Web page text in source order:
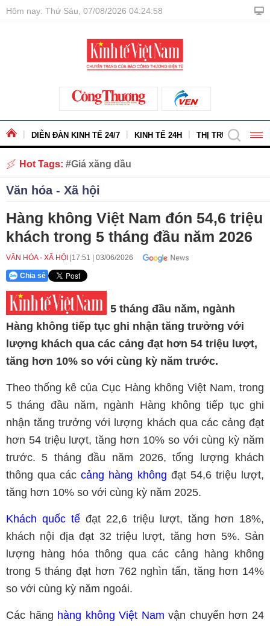
Hôm nay: Thứ Sáu, 07/08/2026 04:24:59
DIỄN ĐÀN KINH TẾ 24/7 KINH TẾ 24H THỊ TRƯỜNG -
Hot Tags: Giá xăng dầu
Văn hóa - Xã hội
Hàng không Việt Nam đón 54,6 triệu
khách trong 5 tháng đầu năm 2026
VĂN HÓA - XÃ HỘI 17:51 03/06/2026
Chia sẻ
5 tháng đầu năm, ngành
Hàng không tiếp tục ghi nhận tăng trưởng với
lượng khách qua các cảng đạt hơn 54 triệu lượt,
tăng hơn 10% so với cùng kỳ năm trước.
Theo thống kê của Cục Hàng không Việt Nam, trong
5 tháng đầu năm, ngành Hàng không tiếp tục ghi
nhận tăng trưởng với lượng khách qua các cảng đạt
hơn 54 triệu lượt, tăng hơn 10% so với cùng kỳ năm
trước. 5 tháng đầu năm 2026, tổng lượng khách
thông qua cáccảng hàng không đạt 54,6 triệu lượt,
tăng hơn 10% so với cùng kỳ năm 2025.
Khách quốc tế đạt 22,6 triệu lượt, tăng hơn 18%,
khách nội địa đạt 32 triệu lượt, tăng hơn 5%. Sản
lượng hàng hóa thông qua các cảng hàng không
trong 5 tháng đạt hơn 762 nghìn tấn, tăng hơn 14%
so với cùng kỳ năm ngoái.
Các hãng hàng không Việt Nam vận chuyển hơn 24